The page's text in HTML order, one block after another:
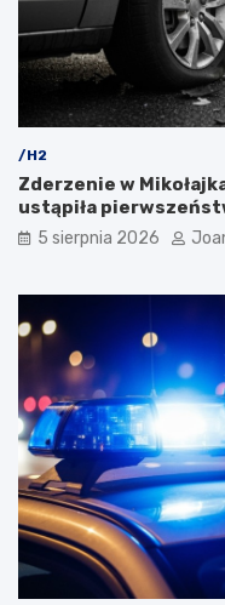
/H2
Zderzenie w
ustąpiła
5 sierpnia 2026